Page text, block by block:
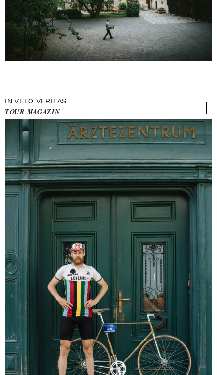
IN VELO VERITAS
TOUR MAGAZIN